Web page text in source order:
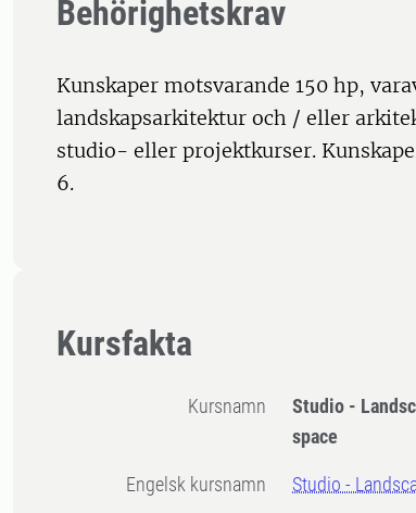
Behörighetskrav
Kunskaper motsvarande 150 hp,
landskapsarkitektur och / eller
studio- eller projektkurser.
6.
Kursfakta
Kursnamn
Studio -
space
Engelsk kursnamn Studio -